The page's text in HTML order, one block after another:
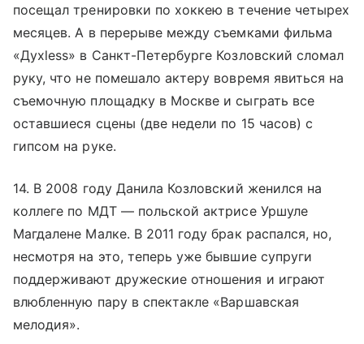
посещал тренировки по хоккею в течение четырех
месяцев. А в перерыве между съемками фильма
«Духless» в Санкт-Петербурге Козловский сломал
руку, что не помешало актеру вовремя явиться на
съемочную площадку в Москве и сыграть все
оставшиеся сцены (две недели по 15 часов) с
гипсом на руке.
14. В 2008 году Данила Козловский женился на
коллеге по МДТ — польской актрисе Уршуле
Магдалене Малке. В 2011 году брак распался, но,
несмотря на это, теперь уже бывшие супруги
поддерживают дружеские отношения и играют
влюбленную пару в спектакле «Варшавская
мелодия».